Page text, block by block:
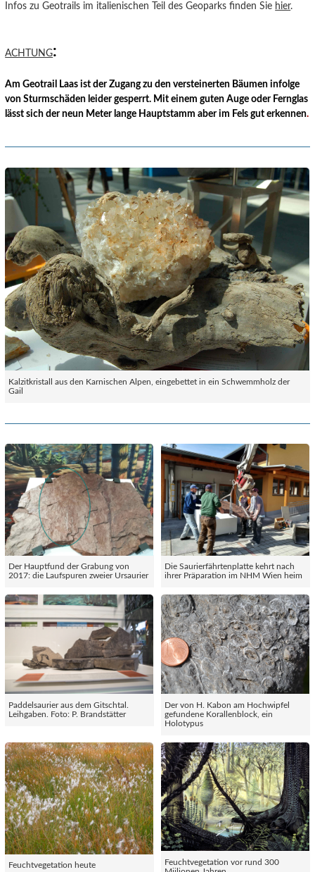
Infos zu Geotrails im italienischen Teil des Geoparks finden Sie hier.
ACHTUNG:
Am Geotrail Laas ist der Zugang zu den versteinerten Bäumen infolge
von Sturmschäden leider gesperrt. Mit einem guten Auge oder Fernglas
lässt sich der neun Meter lange Hauptstamm aber im Fels gut erkennen.
Kalzitkristall aus den Karnischen Alpen, eingebettet in ein Schwemmholz der
Gail
Der Hauptfund der Grabung von
2017: die Laufspuren zweier Ursaurier
Die Saurierfährtenplatte kehrt nach
ihrer Präparation im NHM Wien heim
Paddelsaurier aus dem Gitschtal.
Leihgaben. Foto: P. Brandstätter
Der von H. Kabon am Hochwipfel
gefundene Korallenblock, ein
Holotypus
Feuchtvegetation heute
Feuchtvegetation vor rund 300